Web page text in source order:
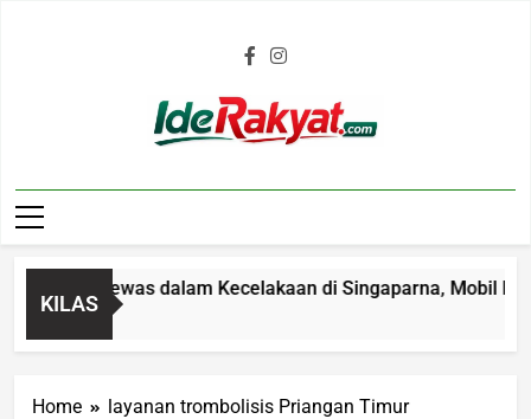
Iderakyat.com
KILAS
Tahun Tewas dalam Kecelakaan di Singaparna, Mobil
Home layanan trombolisis Priangan Timur